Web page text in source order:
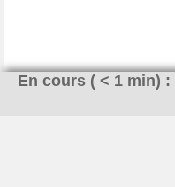
En cours ( < 1 min) :